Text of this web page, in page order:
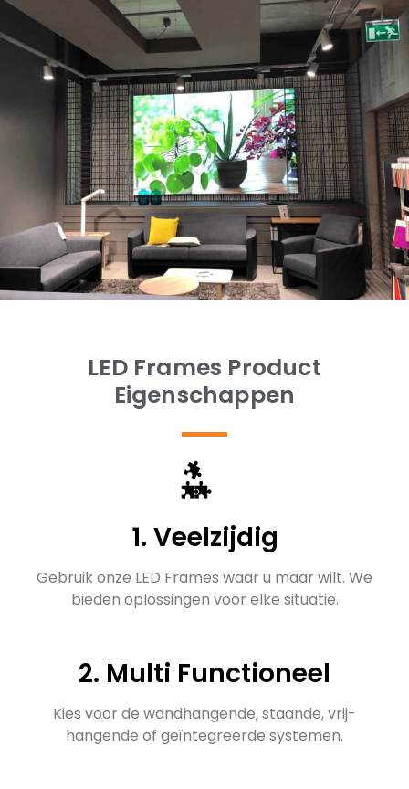
LED Frames Product
Eigenschappen
1. Veelzijdig
Gebruik onze LED Frames waar u maar wilt. We
bieden oplossingen voor elke situatie.
2. Multi Functioneel
Kies voor de wandhangende, staande, vrij-
hangende of geïntegreerde systemen.